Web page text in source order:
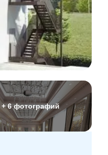
+ 6 фотографий